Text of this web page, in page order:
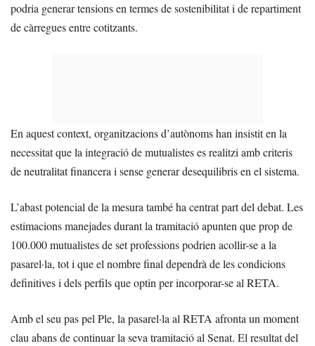
podria generar tensions en termes de sostenibilitat i de repartiment
de càrregues entre cotitzants.
En aquest context, organitzacions d’autònoms han insistit en la
necessitat que la integració de mutualistes es realitzi amb criteris
de neutralitat financera i sense generar desequilibris en el sistema.
L’abast potencial de la mesura també ha centrat part del debat. Les
estimacions manejades durant la tramitació apunten que prop de
100.000 mutualistes de set professions podrien acollir-se a la
pasarel·la, tot i que el nombre final dependrà de les condicions
definitives i dels perfils que optin per incorporar-se al RETA.
Amb el seu pas pel Ple, la pasarel·la al RETA afronta un moment
clau abans de continuar la seva tramitació al Senat. El resultat del